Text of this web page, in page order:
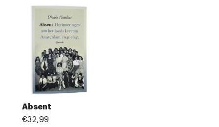
Absent
€32,99